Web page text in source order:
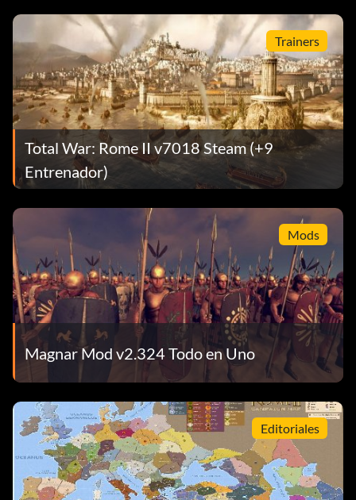
Trainers
Total War: Rome II v7018 Steam (+9
Entrenador)
Mods
Magnar Mod v2.324 Todo en Uno
Editoriales